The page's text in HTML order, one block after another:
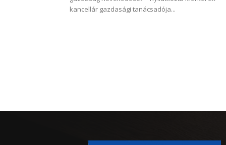
kancellár gazdasági tanácsadója...